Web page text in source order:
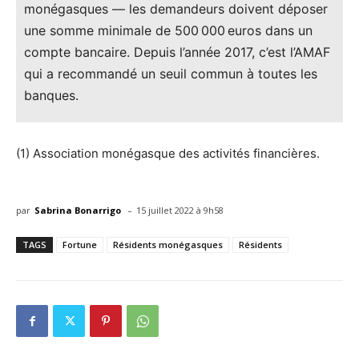
monégasques — les demandeurs doivent déposer
une somme minimale de 500 000 euros dans un
compte bancaire. Depuis l’année 2017, c’est l’AMAF
qui a recommandé un seuil commun à toutes les
banques.
(1) Association monégasque des activités financières.
par Sabrina Bonarrigo - 15 juillet 2022 à 9h58
TAGS Fortune Résidents monégasques Résidents